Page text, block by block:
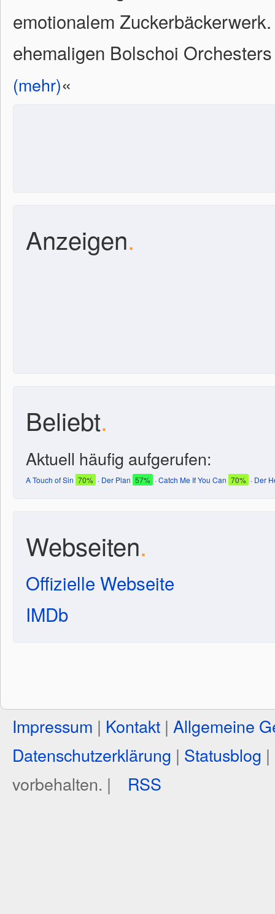
emotionalem
ehemaligen Bolschoi
(mehr)«
Anzeigen.
Beliebt.
Aktuell häufig aufgerufen:
A Touch of Sin 70% · Der Plan 57% ·Catch Me If You Can 70% · Der
Webseiten.
Offizielle Webseite
IMDb
Impressum | Kontakt | Allgemeine
Datenschutzerklärung | Statusblog |
vorbehalten. |
RSS